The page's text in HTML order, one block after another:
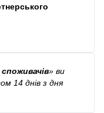
» ви
14 днів з дня